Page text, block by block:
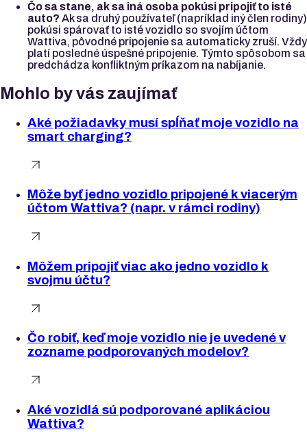
Čo sa stane, ak sa iná osoba pokúsi pripojiť to isté
auto? Ak sa druhý používateľ (napríklad iný člen rodiny)
pokúsi spárovať to isté vozidlo so svojím účtom
Wattiva, pôvodné pripojenie sa automaticky zruší. Vždy
platí posledné úspešné pripojenie. Týmto spôsobom sa
predchádza konfliktným príkazom na nabíjanie.
Mohlo by vás zaujímať
Aké požiadavky musí spĺňať moje vozidlo na
smart charging?
Môže byť jedno vozidlo pripojené k viacerým
účtom Wattiva? (napr. v rámci rodiny)
Môžem pripojiť viac ako jedno vozidlo k
svojmu účtu?
Čo robiť, keď moje vozidlo nie je uvedené v
zozname podporovaných modelov?
Aké vozidlá sú podporované aplikáciou
Wattiva?